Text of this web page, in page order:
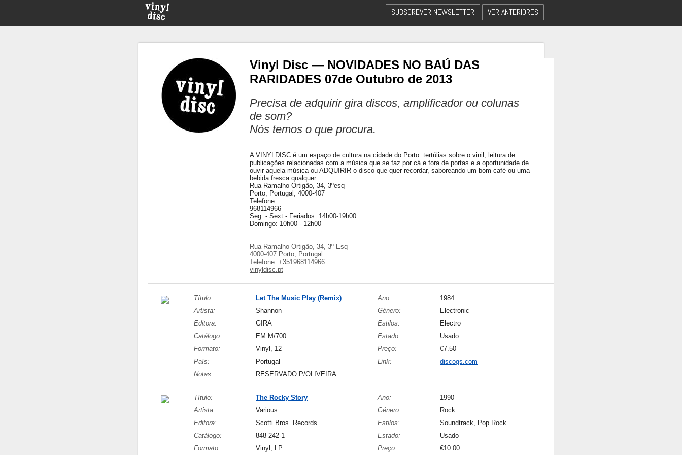
SUBSCREVER NEWSLETTER VER ANTERIORES
Vinyl Disc — NOVIDADES NO BAÚ DAS
RARIDADES 07de Outubro de 2013
Precisa de adquirir gira discos, amplificador ou colunas
de som?
Nós temos o que procura.
A VINYLDISC é um espaço de cultura na cidade do Porto: tertúlias sobre o vinil, leitura de
publicações relacionadas com a música que se faz por cá e fora de portas e a oportunidade de
ouvir aquela música ou ADQUIRIR o disco que quer recordar, saboreando um bom café ou uma
bebida fresca qualquer.
Rua Ramalho Ortigão, 34, 3ºesq
Porto, Portugal, 4000-407
Telefone:
968114966
Seg. - Sext - Feriados: 14h00-19h00
Domingo: 10h00 - 12h00
Rua Ramalho Ortigão, 34, 3º Esq
4000-407 Porto, Portugal
Telefone: +351968114966
vinyldisc.pt
Título: Let The Music Play (Remix) Ano:
1984
Artista:
Shannon Género:
Electronic
Editora:
GIRA Estilos:
Electro
Catálogo:
EM M/700 Estado:
Usado
Formato:
Vinyl, 12 Preço:
€7.50
País:
Portugal Link:
discogs.com
Notas:
RESERVADO P/OLIVEIRA
Título: The Rocky Story Ano:
1990
Artista:
Various Género:
Rock
Editora:
Scotti Bros. Records Estilos:
Soundtrack, Pop Rock
Catálogo:
848 242-1 Estado:
Usado
Formato:
Vinyl, LP Preço: €10.00